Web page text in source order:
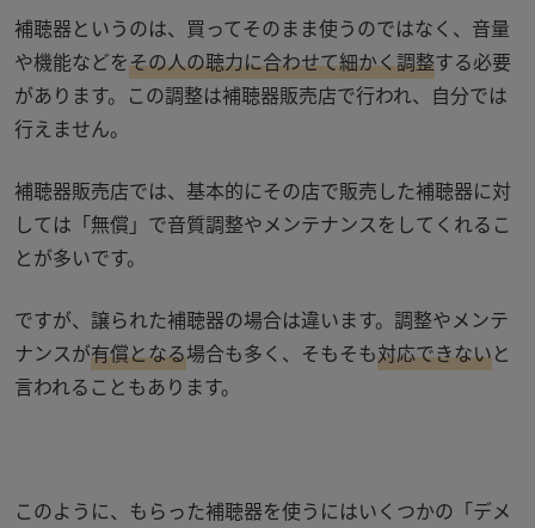
補聴器というのは、買ってそのまま使うのではなく、音量
や機能などをその人の聴力に合わせて細かく調整する必要
があります。この調整は補聴器販売店で行われ、自分では
行えません。
補聴器販売店では、基本的にその店で販売した補聴器に対
しては「無償」で音質調整やメンテナンスをしてくれるこ
とが多いです。
ですが、譲られた補聴器の場合は違います。調整やメンテ
ナンスが有償となる場合も多く、そもそも対応できないと
言われることもあります。
このように、もらった補聴器を使うにはいくつかの「デメ